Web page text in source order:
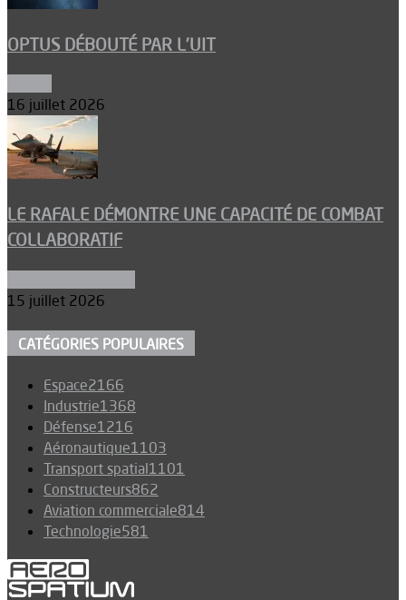
OPTUS DÉBOUTÉ PAR L’UIT
16 juillet 2026
LE RAFALE DÉMONTRE UNE CAPACITÉ DE COMBAT
COLLABORATIF
15 juillet 2026
CATÉGORIES POPULAIRES
Espace2166
Industrie1368
Défense1216
Aéronautique1103
Transport spatial1101
Constructeurs862
Aviation commerciale814
Technologie581